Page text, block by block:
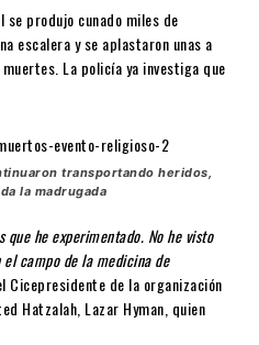
se produjo cunado miles de
escalera y se aplastaron unas a
La policía ya investiga que
transportando heridos,
la madrugada
que he experimentado. No he visto
campo de la medicina de
Cicepresidente de la organización
Hatzalah, Lazar Hyman, quien